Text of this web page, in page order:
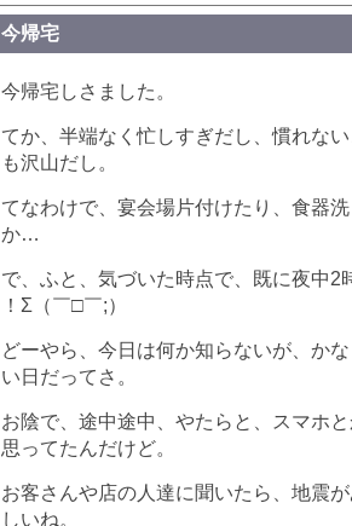
今帰宅
今帰宅しさました。
てか、半端なく忙しすぎだし、慣れな
も沢山だし。
てなわけで、宴会場片付けたり、食器
か…
で、ふと、気づいた時点で、既に夜中2
！Σ（￣□￣;）
どーやら、今日は何か知らないが、か
い日だってさ。
お陰で、途中途中、やたらと、スマホ
思ってたんだけど。
お客さんや店の人達に聞いたら、地震
しいね。